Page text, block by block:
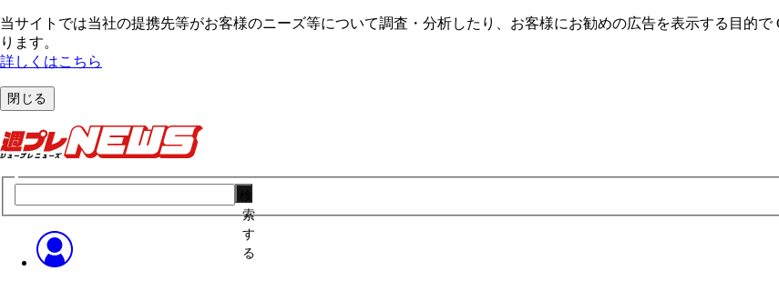
当サイトでは当社の提携先等がお客様のニーズ等について調査・分析したり、お客様にお勧めの広告を表⽰する⽬的で
ります。
詳しくはこちら
閉じる
索
す
る